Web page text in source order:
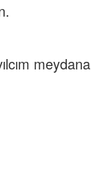
meydana